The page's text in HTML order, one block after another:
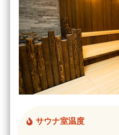
サウナ室温度